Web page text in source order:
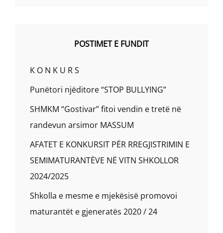
POSTIMET E FUNDIT
K O N K U R S
Punëtori njëditore “STOP BULLYING”
SHMKM “Gostivar” fitoi vendin e tretë në
randevun arsimor MASSUM
AFATET E KONKURSIT PËR RREGJISTRIMIN E
SEMIMATURANTËVE NË VITN SHKOLLOR
2024/2025
Shkolla e mesme e mjekësisë promovoi
maturantët e gjeneratës 2020 / 24